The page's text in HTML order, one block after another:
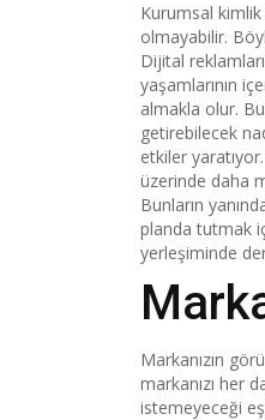
Kurumsal kimlik
olmayabilir.
Dijital
yaşamlarının
almakla olur.
getirebilecek
etkiler
üzerinde daha
Bunların
planda tutmak
yerleşiminde
Markanızın
markanızı her
istemeyeceği